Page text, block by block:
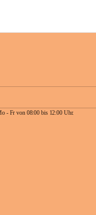
- Fr von 08:00 bis 12:00 Uhr.